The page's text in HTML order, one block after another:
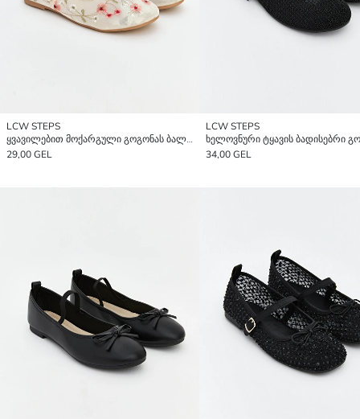
LCW STEPS
ყვავილებით მოქარგული გოგონას ბალეტკები
29,00 GEL
LCW STEPS
34,00 GEL